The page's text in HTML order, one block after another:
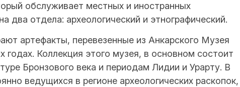
обслуживает местных и иностранных
два отдела: археологический и этнографический.
артефакты, перевезенные из Анкарского Музея
годах. Коллекция этого музея, в основном состоит
Бронзового века и периодам Лидии и Урарту. В
ведущихся в регионе археологических раскопок,